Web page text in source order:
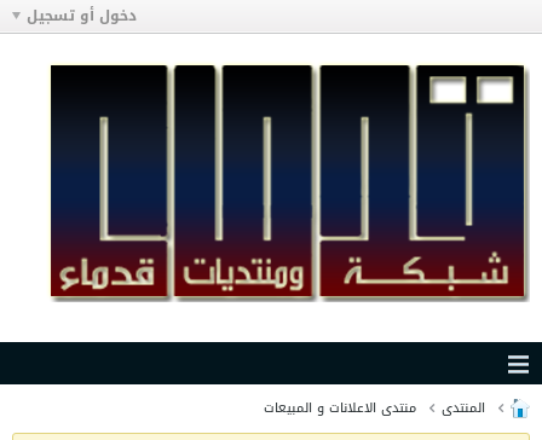
دخول أو تسجيل
المنتدى منتدى الاعلانات و المبيعات